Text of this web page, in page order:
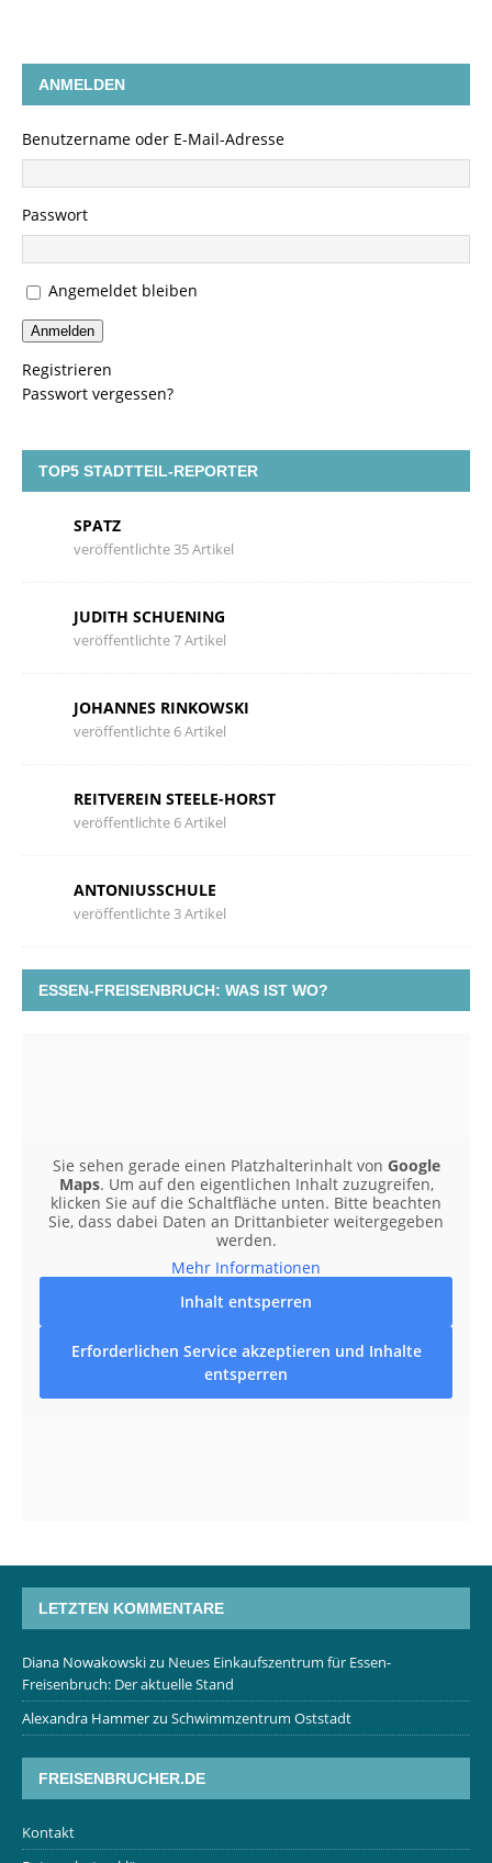
ANMELDEN
Benutzername oder E-Mail-Adresse
Passwort
Angemeldet bleiben
Anmelden
Registrieren
Passwort vergessen?
TOP5 STADTTEIL-REPORTER
SPATZ
veröffentlichte 35 Artikel
JUDITH SCHUENING
veröffentlichte 7 Artikel
JOHANNES RINKOWSKI
veröffentlichte 6 Artikel
REITVEREIN STEELE-HORST
veröffentlichte 6 Artikel
ANTONIUSSCHULE
veröffentlichte 3 Artikel
ESSEN-FREISENBRUCH: WAS IST WO?
Sie sehen gerade einen Platzhalterinhalt von Google
Maps. Um auf den eigentlichen Inhalt zuzugreifen,
klicken Sie auf die Schaltfläche unten. Bitte beachten
Sie, dass dabei Daten an Drittanbieter weitergegeben
werden.
Mehr Informationen
Inhalt entsperren
Erforderlichen Service akzeptieren und Inhalte
entsperren
LETZTEN KOMMENTARE
Diana Nowakowskizu Neues Einkaufszentrum für Essen-
Freisenbruch: Der aktuelle Stand
Alexandra Hammerzu Schwimmzentrum Oststadt
FREISENBRUCHER.DE
Kontakt